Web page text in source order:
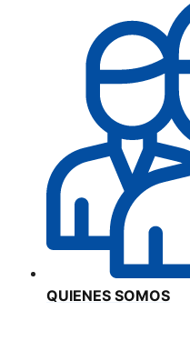
QUIENES SOMOS